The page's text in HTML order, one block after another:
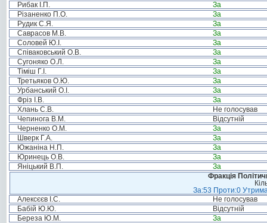
Рибак І.П.
За
Різаненко П.О.
За
Рудик С.Я.
За
Саврасов М.В.
За
Соловей Ю.І.
За
Співаковський О.В.
За
Сугоняко О.Л.
За
Тіміш Г.І.
За
Третьяков О.Ю.
За
Урбанський О.І.
За
Фріз І.В.
За
Хлань С.В.
Не голосував
Чепинога В.М.
Відсутній
Черненко О.М.
За
Шверк Г.А.
За
Южаніна Н.П.
За
Юринець О.В.
За
Яніцький В.П.
За
Фракція
За:53 Проти:0
Алексєєв І.С.
Не голосував
Бабій Ю.Ю.
Відсутній
Береза Ю.М.
За